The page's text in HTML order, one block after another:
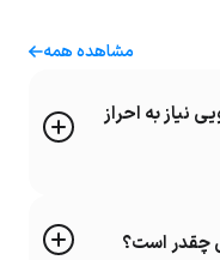
مشاهده همه
نیاز به احراز
چقدر است؟